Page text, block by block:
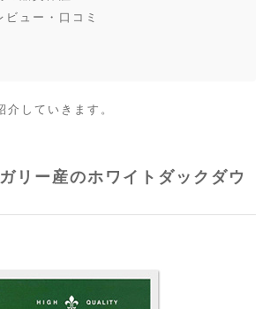
ュー・口コミ
していきます。
リー産のホワイトダックダウ